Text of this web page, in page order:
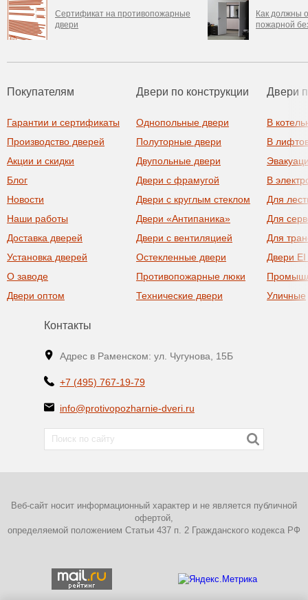
Сертификат на противопожарные
двери
Как должны
пожарной
Покупателям
Гарантии и сертификаты
Производство дверей
Акции и скидки
Блог
Новости
Наши работы
Доставка дверей
Установка дверей
О заводе
Двери оптом
Двери по конструкции
Однопольные двери
Полуторные двери
Двупольные двери
Двери с фрамугой
Двери с круглым стеклом
Двери «Антипаника»
Двери с вентиляцией
Остекленные двери
Противопожарные люки
Технические двери
Двери
В
В
В
Для
Для
Для
Двери
Уличные
Контакты
Адрес в Раменском: ул. Чугунова, 15Б
+7 (495) 767-19-79
info@protivopozharnie-dveri.ru
Веб-сайт носит информационный характер и не является публичной
офертой,
определяемой положением Статьи 437 п. 2 Гражданского кодекса РФ